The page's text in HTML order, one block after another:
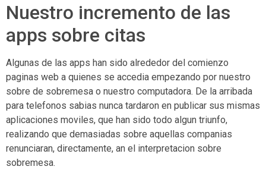
Nuestro incremento de las
apps sobre citas
Algunas de las apps han sido alrededor del comienzo
paginas web a quienes se accedia empezando por nuestro
sobre de sobremesa o nuestro computadora. De la arribada
para telefonos sabias nunca tardaron en publicar sus mismas
aplicaciones moviles, que han sido todo algun triunfo,
realizando que demasiadas sobre aquellas companias
renunciaran, directamente, an el interpretacion sobre
sobremesa.